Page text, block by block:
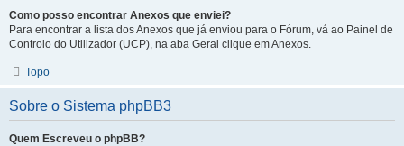
Como posso encontrar Anexos que enviei?
Para encontrar a lista dos Anexos que já enviou para o Fórum, vá ao Painel de
Controlo do Utilizador (UCP), na aba Geral clique em Anexos.
Topo
Sobre o Sistema phpBB3
Quem Escreveu o phpBB?